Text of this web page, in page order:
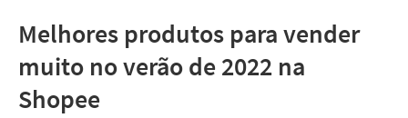
Melhores produtos para vender
muito no verão de 2022 na
Shopee